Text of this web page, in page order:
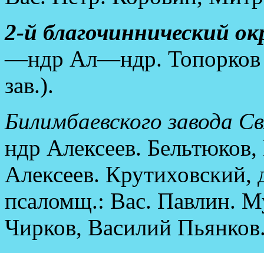
2-й благочиннический
—ндр Ал—ндр. Топорков
зав.).
Билимбаевского завода
ндр Алексеев.
Алексеев.
псаломщ.: Вас. Павлин.
Чирков, Василий